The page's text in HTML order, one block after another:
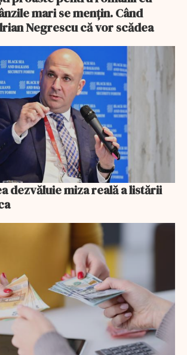
mari se mențin. Când
Negrescu că vor scădea
dezvăluie miza reală a listării